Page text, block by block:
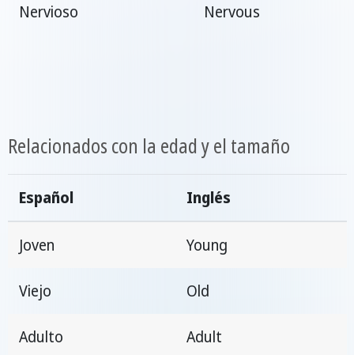
Nervioso Nervous
Relacionados con la edad y el tamaño
Español Inglés
Joven Young
Viejo Old
Adulto Adult